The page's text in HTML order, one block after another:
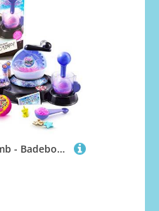
Canal Toys So Bomb - Badebomben zum selber machen für Kinder - Badekugel Geschenkset- Badezusatz für Kinder, 1 Stück (1er Pack)